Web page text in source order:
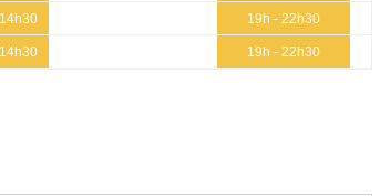
19h - 22h30
19h - 22h30